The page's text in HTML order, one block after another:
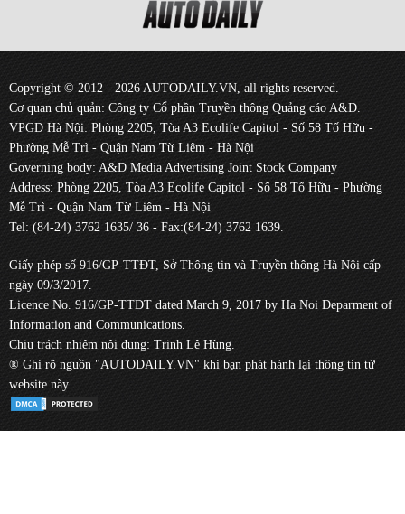
Copyright © 2012 - 2026 AUTODAILY.VN, all rights reserved.
Cơ quan chủ quản: Công ty Cổ phần Truyền thông Quảng cáo A&D.
VPGD Hà Nội: Phòng 2205, Tòa A3 Ecolife Capitol - Số 58 Tố Hữu -
Phường Mễ Trì - Quận Nam Từ Liêm - Hà Nội
Governing body: A&D Media Advertising Joint Stock Company
Address: Phòng 2205, Tòa A3 Ecolife Capitol - Số 58 Tố Hữu - Phường
Mễ Trì - Quận Nam Từ Liêm - Hà Nội
Tel: (84-24) 3762 1635/ 36 - Fax:(84-24) 3762 1639.
Giấy phép số 916/GP-TTĐT, Sở Thông tin và Truyền thông Hà Nội cấp
ngày 09/3/2017.
Licence No. 916/GP-TTĐT dated March 9, 2017 by Ha Noi Deparment of
Information and Communications.
Chịu trách nhiệm nội dung: Trịnh Lê Hùng.
® Ghi rõ nguồn "AUTODAILY.VN" khi bạn phát hành lại thông tin từ
website này.